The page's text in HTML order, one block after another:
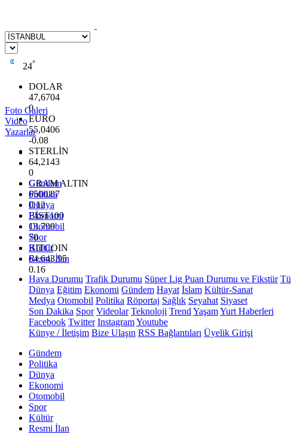
24°
DOLAR
47,6704
0
EURO
55,0406
-0.08
STERLİN
64,2143
0
GRAM ALTIN
6500.87
0.12
BİST100
13.799
70
BITCOIN
64.643,95
0.16
Foto Galeri
Video
Yazarlar
Gündem
Politika
Dünya
Ekonomi
Otomobil
Spor
Kültür
Resmi İlan
Hava Durumu Trafik Durumu Süper Lig Puan Durumu ve Fikstür
Dünya Eğitim Ekonomi Gündem Hayat İslam Kültür-Sanat
Medya Otomobil Politika Röportaj Sağlık Seyahat Siyaset
Son Dakika Spor Videolar Teknoloji Trend YaşamYurt Haberleri
Facebook Twitter InstagramYoutube
Künye / İletişim Bize Ulaşın RSS Bağlantıları Üyelik Girişi
Gündem
Politika
Dünya
Ekonomi
Otomobil
Spor
Kültür
Resmi İlan